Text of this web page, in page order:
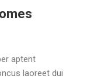
aptent
laoreet dui